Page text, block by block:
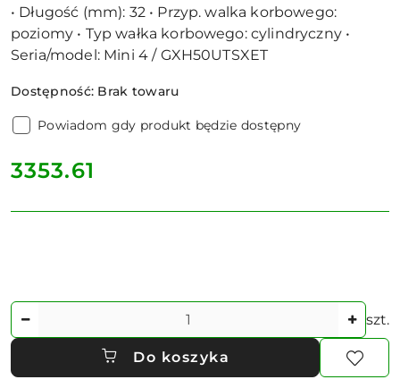
• Długość (mm): 32 • Przyp. walka korbowego:
poziomy • Typ wałka korbowego: cylindryczny •
Seria/model: Mini 4 / GXH50UTSXET
Dostępność: Brak towaru
Powiadom gdy produkt będzie dostępny
cena:
3353.61
Ilość szt.
Do koszyka